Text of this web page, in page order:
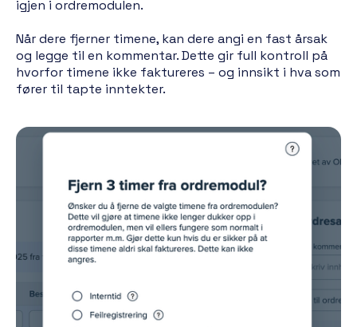
igjen i ordremodulen.
Når dere fjerner timene, kan dere angi en fast årsak
og legge til en kommentar. Dette gir full kontroll på
hvorfor timene ikke faktureres – og innsikt i hva som
fører til tapte inntekter.